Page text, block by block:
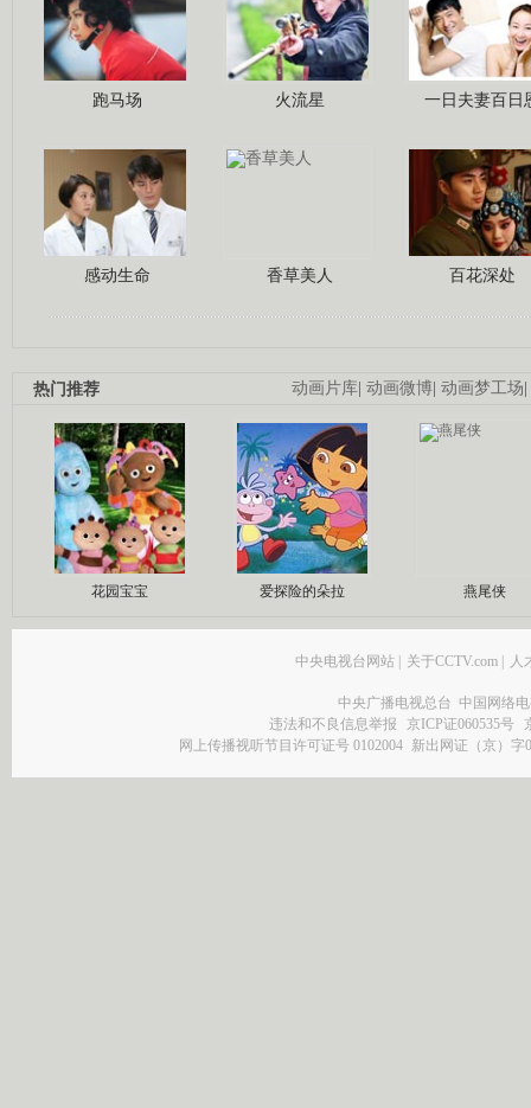
跑马场 火流星 一日夫妻百日
感动生命 香草美人 百花深处
动画片库| 动画微博| 动画梦工场|
热门推荐
花园宝宝 爱探险的朵拉 燕尾侠
中央电视台网站 | 关于CCTV.com | 人
中央广播电视总台 中国网络
违法和不良信息举报
京ICP证060535号
网上传播视听节目许可证号 0102004 新出网证（京）